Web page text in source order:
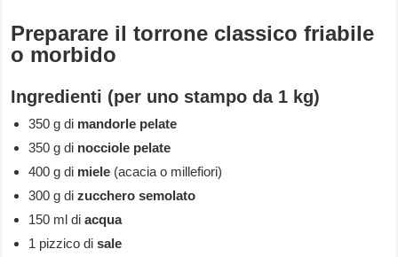
Preparare il torrone classico friabile
o morbido
Ingredienti (per uno stampo da 1 kg)
350 g di mandorle pelate
350 g di nocciole pelate
400 g di miele (acacia o millefiori)
300 g dizucchero semolato
150 ml diacqua
1 pizzico disale